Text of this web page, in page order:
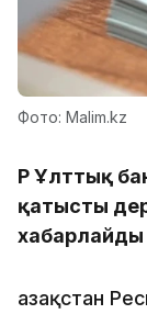
Фото: Malim.kz
ҚР Ұлттық
қатысты
хабарлайды
Қазақстан